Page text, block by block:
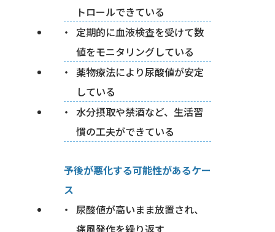
トロールできている
定期的に血液検査を受けて数
値をモニタリングしている
薬物療法により尿酸値が安定
している
水分摂取や禁酒など、生活習
慣の工夫ができている
予後が悪化する可能性があるケー
ス
尿酸値が高いまま放置され、
痛風発作を繰り返す